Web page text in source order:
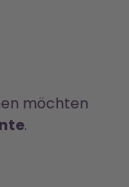
möchten
.